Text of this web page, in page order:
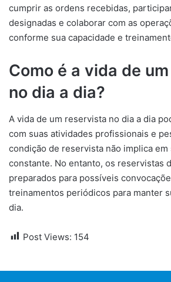
cumprir as ordens recebidas,
designadas e colaborar com as
conforme sua capacidade e
Como é a vida de
no dia a dia?
A vida de um reservista no dia a dia
com suas atividades profissionais e
condição de reservista não implica
constante. No entanto, os reservistas
preparados para possíveis
treinamentos periódicos para manter
dia.
Post Views: 154